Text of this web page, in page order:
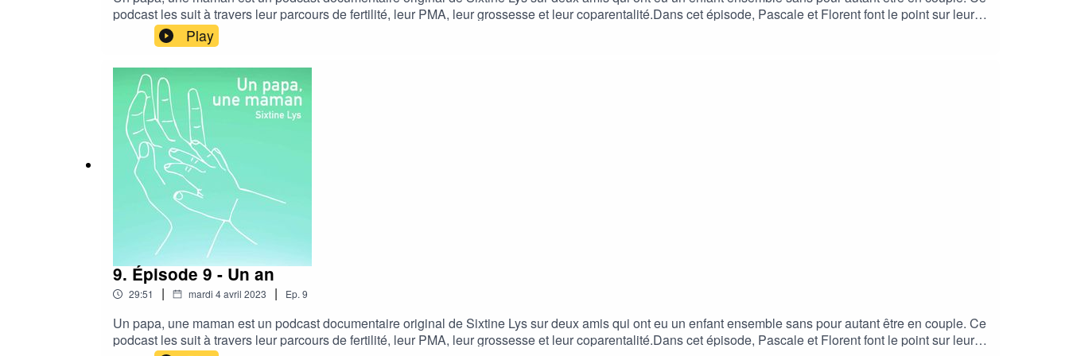
podcast les suit à travers leur parcours de fertilité, leur PMA, leur grossesse et leur coparentalité.Dans cet épisode, Pascale et Florent font le point sur leur
relation après un an de coparentalité.La musique est composée par Ludwig Brosch, et l’illustration est de Pauline Ramos.Pour soutenir ce podcast, vous
pouvez :- vous abonner sur votre plateforme de podcast favorite- mettre une note et un avis sur ladite plateforme- le partager sur vos réseaux- le
recommander à vos prochesSpotifyApple PodcastDeezerGoogle PodcastsPodcast AddictTwitterInstagramEmail : sixtinelys@hotmail.comLe onzième et
dernier épisode sera publié le 12 avril 2023 !
Play
9. Épisode 9 - Un an
29:51 | mardi 4 avril 2023 | Ep. 9
Un papa, une maman est un podcast documentaire original de Sixtine Lys sur deux amis qui ont eu un enfant ensemble sans pour autant être en couple. Ce
podcast les suit à travers leur parcours de fertilité, leur PMA, leur grossesse et leur coparentalité.Dans cet épisode, Pascale et Florent font le point sur leur